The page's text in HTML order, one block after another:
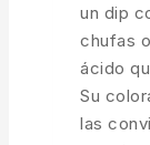
un dip
chufas
ácido
Su
las